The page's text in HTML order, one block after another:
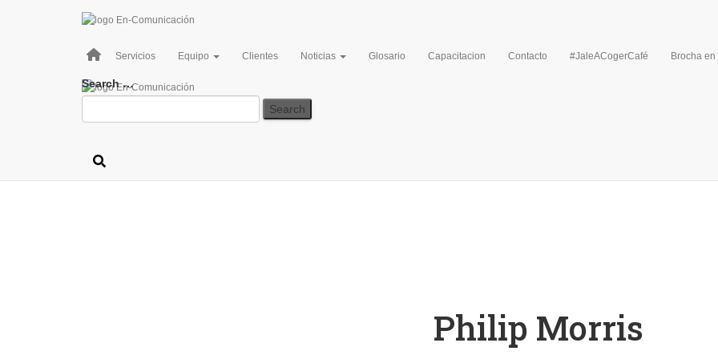
Servicios Equipo Clientes Noticias Glosario Capacitacion Contacto #JaleACogerCafé Brocha
Search
for:
Search …
Philip Morris